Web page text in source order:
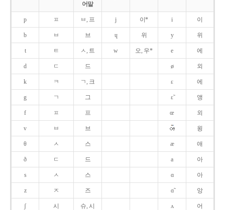
어말
p ㅍ ㅂ, 프 j 이* i 이
b ㅂ 브 ɥ 위 y 위
t ㅌ ㅅ, 트 w 오, 우* e 에
d ㄷ 드 ø 외
k ㅋ ㄱ, 크 ɛ 에
g ㄱ 그 ɛ̃ 앵
f ㅍ 프 œ 외
v ㅂ 브 욍
θ ㅅ 스 æ 애
ð ㄷ 드 a 아
s ㅅ 스 ɑ 아
z ㅈ 즈 ɑ̃ 앙
ʃ 시 슈, 시 ʌ 어